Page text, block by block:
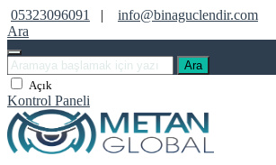
05323096091 |
info@binaguclendir.com
Ara
Ara
Açık
Kontrol Paneli